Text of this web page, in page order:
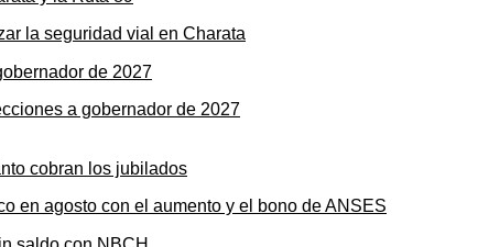
la seguridad vial en Charata
a gobernador de 2027
en agosto con el aumento y el bono de ANSES